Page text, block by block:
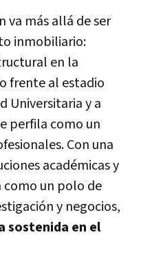
va más allá de ser
inmobiliario:
en la
frente al estadio
Universitaria y a
perfila como un
Con una
académicas y
un polo de
y negocios,
sostenida en el